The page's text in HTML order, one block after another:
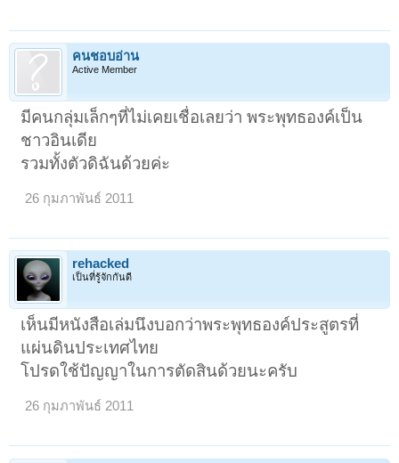
คนชอบอ่าน
Active Member
มีคนกลุ่มเล็กๆที่ไม่เคยเชื่อเลยว่า พระพุทธองค์เป็น
ชาวอินเดีย
รวมทั้งตัวดิฉันด้วยค่ะ
26 กุมภาพันธ์ 2011
rehacked
เป็นที่รู้จักกันดี
เห็นมีหนังสือเล่มนึงบอกว่าพระพุทธองค์ประสูตรที่
แผ่นดินประเทศไทย
โปรดใช้ปัญญาในการตัดสินด้วยนะครับ
26 กุมภาพันธ์ 2011
2 ถัดไป >